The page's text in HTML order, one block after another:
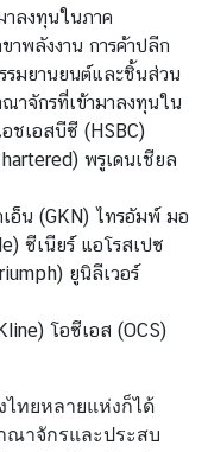
าลงทุนในภาค
าพลังงาน การค้าปลีก
รมยานยนต์และชิ้นส่วน
าจักรที่เข้ามาลงทุนใน
ชเอสบีซี (HSBC)
พรูเดนเชียล
อ็น (GKN) ไทรอัมพ์ มอ
ซีเนียร์ แอโรสเปซ
ยูนิลีเวอร์
โอซีเอส (OCS)
ทยหลายแห่งก็ได้
ณาจักรและประสบ